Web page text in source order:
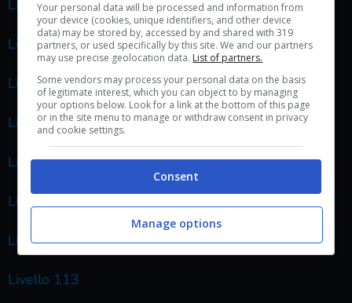
Livello 106
Livello 107
Livello 108
Livello 109
Livello 110
Livello 111
Livello 112
Livello 113
Your personal data will be processed and information from
your device (cookies, unique identifiers, and other device
data) may be stored by, accessed by and shared with 319
partners, or used specifically by this site. We and our partners
may use precise geolocation data. List of partners.
Some vendors may process your personal data on the basis
of legitimate interest, which you can object to by managing
your options below. Look for a link at the bottom of this page
or in the site menu to manage or withdraw consent in privacy
and cookie settings.
Consent
Manage options